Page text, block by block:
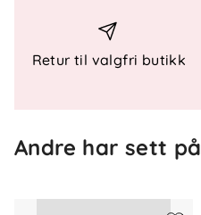
Retur til valgfri butikk
Andre har sett på